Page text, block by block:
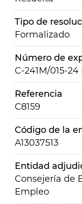
Tipo de
Formalizado
Número de
C-241M/015-
Referencia
C8159
Código de la
A13037513
Entidad
Consejería de
Empleo